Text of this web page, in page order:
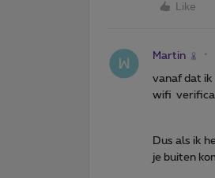
Like
Martin
vanaf dat ik
wifi
Dus als ik
je buiten